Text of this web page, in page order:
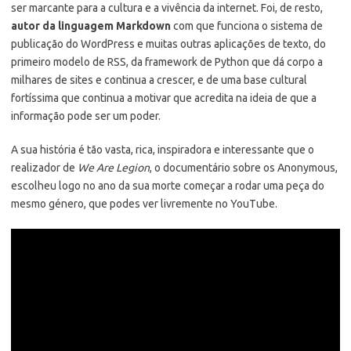
ser marcante para a cultura e a vivência da internet. Foi, de resto,
autor da linguagem Markdowncom que funciona o sistema de
publicação do WordPress e muitas outras aplicações de texto, do
primeiro modelo de RSS, da framework de Python que dá corpo a
milhares de sites e continua a crescer, e de uma base cultural
fortíssima que continua a motivar que acredita na ideia de que a
informação pode ser um poder.
A sua história é tão vasta, rica, inspiradora e interessante que o
realizador de We Are Legion, o documentário sobre os Anonymous,
escolheu logo no ano da sua morte começar a rodar uma peça do
mesmo género, que podes ver livremente no YouTube.